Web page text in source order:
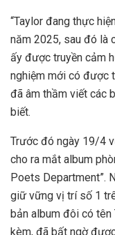
“Taylor đang thực
năm 2025, sau đó là
ấy được truyền cảm
nghiệm mới có được
đã âm thầm viết các
biết.
Trước đó ngày 19/4
cho ra mắt album
Poets Department”.
giữ vững vị trí số 1
bản album đôi có tên
kèm, đã bất ngờ